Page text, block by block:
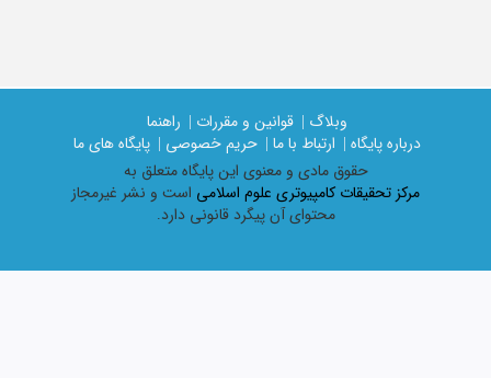
وبلاگ | قوانین و مقررات |
راهنما
درباره پایگاه |
ارتباط با ما | حریم خصوصی |
پایگاه های ما
حقوق مادی و معنوی اين پايگاه متعلق به
مرکز تحقیقات کامپیوتری علوم اسلامی است و نشر غیرمجاز
محتوای آن پیگرد قانونی دارد.